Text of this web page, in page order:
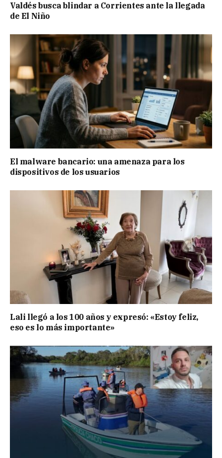
Valdés busca blindar a Corrientes ante la llegada
de El Niño
El malware bancario: una amenaza para los
dispositivos de los usuarios
Lali llegó a los 100 años y expresó: «Estoy feliz,
eso es lo más importante»